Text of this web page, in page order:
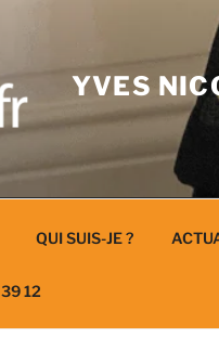
YVES
QUI SUIS-JE ?
12